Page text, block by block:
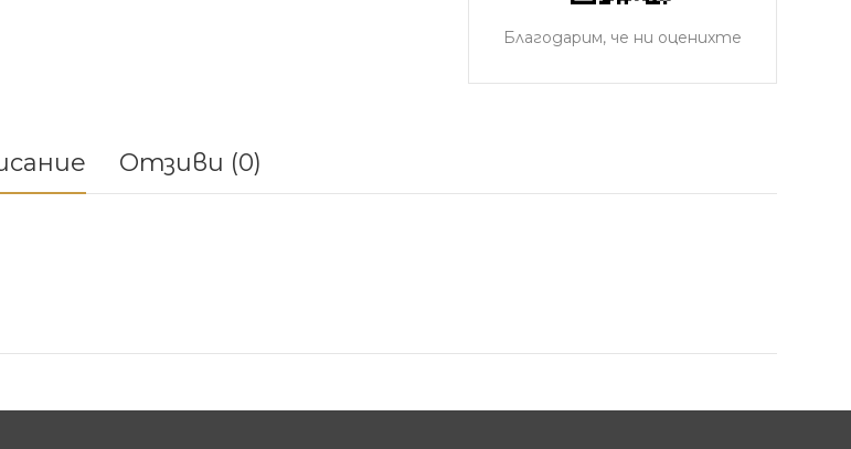
Благодарим, че ни оценихте
Отзиви (0)